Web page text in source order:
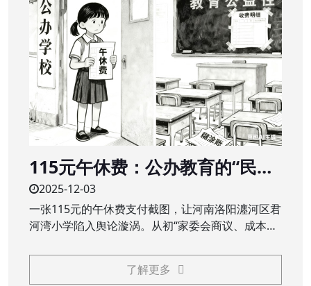
115元午休费：公办教育的“民生
账”不能是“糊涂账”
2025-12-03
一张115元的午休费支付截图，让河南洛阳瀍河区君
河湾小学陷入舆论漩涡。从初“家委会商议、成本价
这场看似不大的争议，触碰了公众对公办教育公益
属性的核心关切，义务教育阶段，本应普惠的校园
了解更多